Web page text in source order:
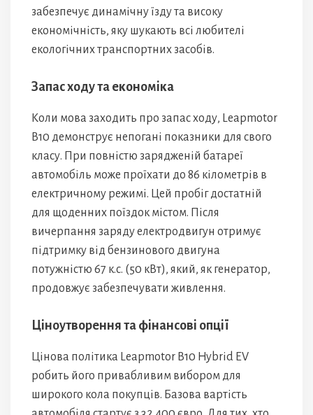
забезпечує динамічну їзду та високу
економічність, яку шукають всі любителі
екологічних транспортних засобів.
Запас ходу та економіка
Коли мова заходить про запас ходу, Leapmotor
B10 демонструє непогані показники для свого
класу. При повністю зарядженій батареї
автомобіль може проїхати до 86 кілометрів в
електричному режимі. Цей пробіг достатній
для щоденних поїздок містом. Після
вичерпання заряду електродвигун отримує
підтримку від бензинового двигуна
потужністю 67 к.с. (50 кВт), який, як генератор,
продовжує забезпечувати живлення.
Ціноутворення та фінансові опції
Цінова політика Leapmotor B10 Hybrid EV
робить його привабливим вибором для
широкого кола покупців. Базова вартість